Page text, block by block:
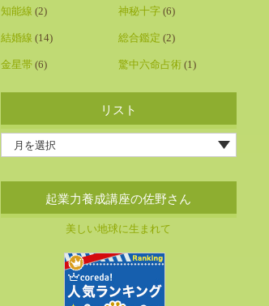
知能線 (2) 神秘十字 (6)
結婚線 (14) 総合鑑定 (2)
金星帯 (6) 驚中六命占術 (1)
リスト
起業力養成講座の佐野さん
美しい地球に生まれて